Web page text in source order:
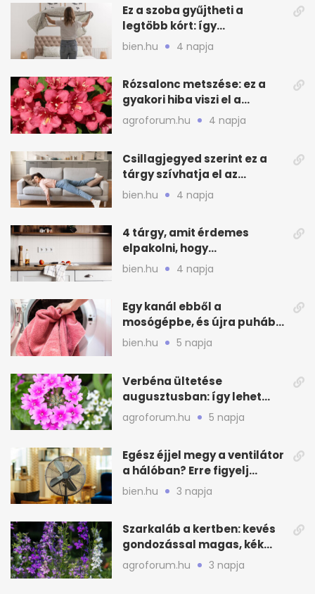
Ez a szoba gyűjtheti a
legtöbb kórt: így
mélytisztítsd otthon
bien.hu 4 napja
Rózsalonc metszése: ez a
gyakori hiba viszi el a
virágzást
agroforum.hu 4 napja
Csillagjegyed szerint ez a
tárgy szívhatja el az
otthonod energiáját
bien.hu 4 napja
4 tárgy, amit érdemes
elpakolni, hogy
hűvösebbnek tűnjön a lakás
bien.hu 4 napja
Egy kanál ebből a
mosógépbe, és újra puhább
lesz a törölköző
bien.hu 5 napja
Verbéna ültetése
augusztusban: így lehet
még idén virágos a kert
agroforum.hu 5 napja
Egész éjjel megy a ventilátor
a hálóban? Erre figyelj
alvásnál nyáron
bien.hu 3 napja
Szarkaláb a kertben: kevés
gondozással magas, kék
virágfalat ad
agroforum.hu 3 napja